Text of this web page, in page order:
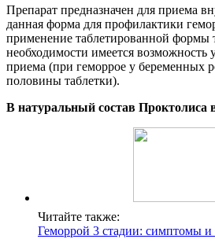
Препарат предназначен для приема
данная форма для профилактики
применение таблетированной формы
необходимости имеется возможность
приема (при геморрое у беременных
половины таблетки).
В натуральный состав Проктолиса
Читайте также:
Геморрой 3 стадии: симптомы и